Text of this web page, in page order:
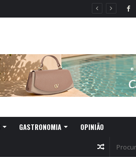
GASTRONOMIA OPINIÃO
Random